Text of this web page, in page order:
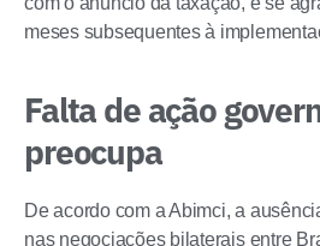
meses subsequentes à
Falta de ação
preocupa
De acordo com a Abimci, a
nas negociações bilaterais entre